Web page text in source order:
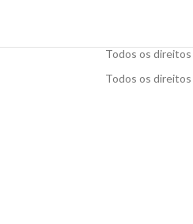
Todos os
Todos os